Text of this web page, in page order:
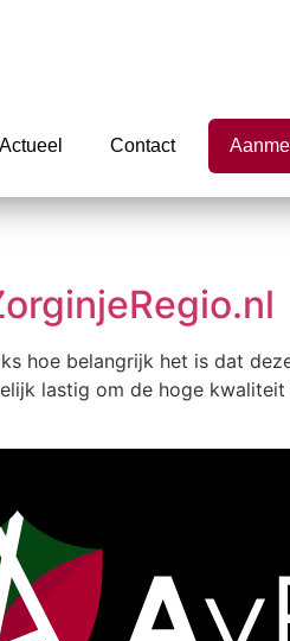
Contact
hoe belangrijk het is dat
lastig om de hoge